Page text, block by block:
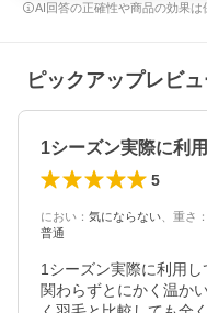
AI回答の正確性や商品の効果は
ピックアップレビ
5
におい ： 気にならない 重さ ：
普通
1シーズン実際に利用
関わらずとにかく温か